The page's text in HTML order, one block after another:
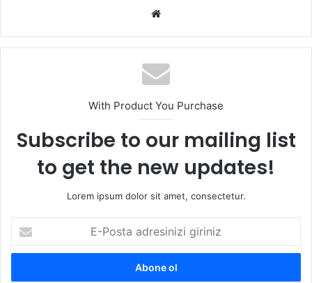
With Product You Purchase
Subscribe to our mailing list
to get the new updates!
Lorem ipsum dolor sit amet, consectetur.
Posta
adresinizi